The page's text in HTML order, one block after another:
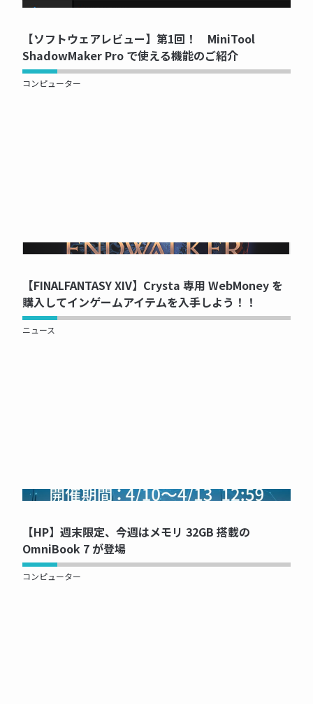
【ソフトウェアレビュー】第1回！ MiniTool
ShadowMaker Pro で使える機能のご紹介
コンピューター
NOW PRINTING...
【FINALFANTASY XIV】Crysta 専用 WebMoney を
購入してインゲームアイテムを入手しよう！！
ニュース
NOW PRINTING...
【HP】週末限定、今週はメモリ 32GB 搭載の
OmniBook 7 が登場
コンピューター